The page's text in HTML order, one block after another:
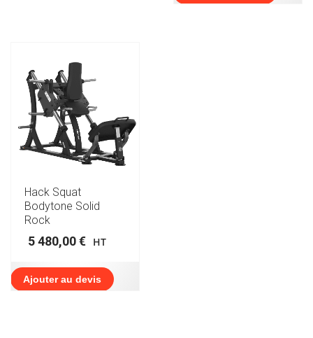
Hack Squat
Bodytone Solid
Rock
5 480,00€ HT
Ajouter au devis